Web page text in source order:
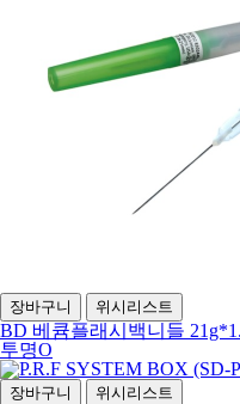
장바구니 위시리스트
BD 베큠플래시백니들
투명O
장바구니 위시리스트